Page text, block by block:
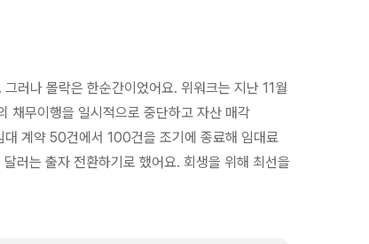
러나 몰락은 한순간이었어요. 위워크는 지난 11월
채무이행을 일시적으로 중단하고 자산 매각
계약 50건에서 100건을 조기에 종료해 임대료
러는 출자 전환하기로 했어요. 회생을 위해 최선을